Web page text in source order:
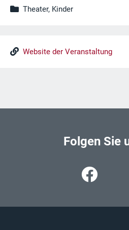
Theater, Kinder
Website der Veranstaltung
Folgen Sie